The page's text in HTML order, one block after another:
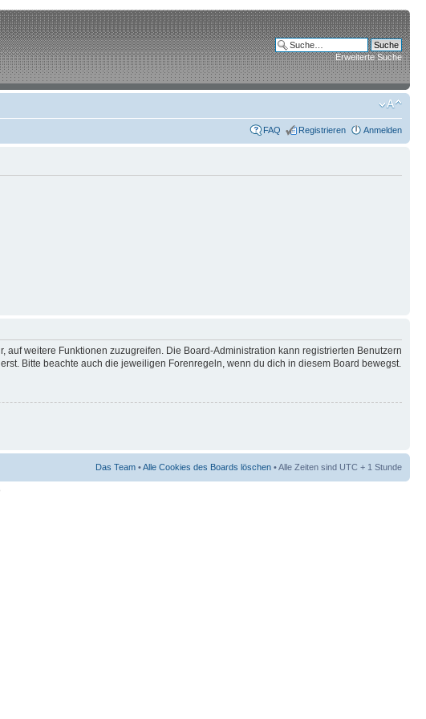
Erweiterte Suche
FAQ Registrieren Anmelden
weitere Funktionen zuzugreifen. Die Board-Administration kann registrierten Benutzern
Bitte beachte auch die jeweiligen Forenregeln, wenn du dich in diesem Board bewegst.
Das Team •Alle Cookies des Boards löschen • Alle Zeiten sind UTC + 1 Stunde